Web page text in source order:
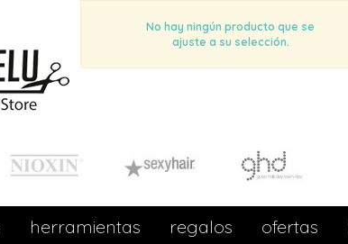
herramientas regalos ofertas
No hay ningún producto que se
ajuste a su selección.